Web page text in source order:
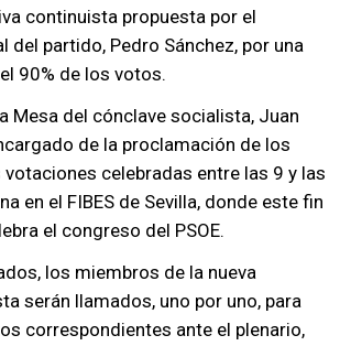
continuista propuesta por el
del partido, Pedro Sánchez, por una
90% de los votos.
Mesa del cónclave socialista, Juan
de la proclamación de los
celebradas entre las 9 y las
en el FIBES de Sevilla, donde este fin
el congreso del PSOE.
los miembros de la nueva
serán llamados, uno por uno, para
correspondientes ante el plenario,